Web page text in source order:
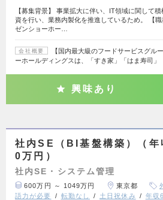
【募集背景】 事業拡大に伴い、IT領域に関して
資を行い、業務内製化を推進しているため。 【職
ゼンショーホー…
会社概要
【国内最大級のフードサービスグル
ーホールディングスは、「すき家」「はま寿司」
興味あり
社内SE（BI基盤構築）（
0万円）
社内SE・システム管理
600万円 ～ 1049万円 東京都
語力が必要
転勤なし 土日祝休み 年収